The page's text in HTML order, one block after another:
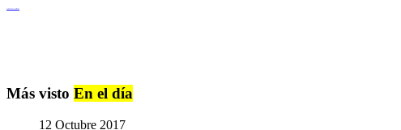
Más visto En el día
12 Octubre 2017